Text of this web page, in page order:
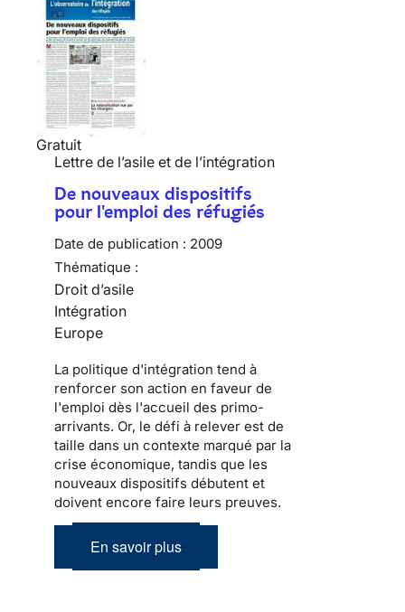
Gratuit
Lettre de l’asile et de l’intégration
De nouveaux dispositifs
pour l'emploi des réfugiés
Date de publication : 2009
Thématique :
Droit d’asile
Intégration
Europe
La politique d'intégration tend à
renforcer son action en faveur de
l'emploi dès l'accueil des primo-
arrivants. Or, le défi à relever est de
taille dans un contexte marqué par la
crise économique, tandis que les
nouveaux dispositifs débutent et
doivent encore faire leurs preuves.
En savoir plus